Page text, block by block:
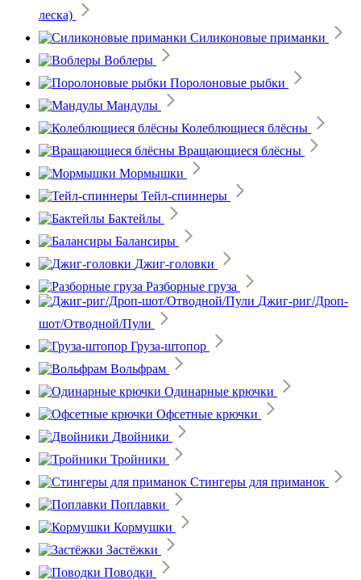
леска)
Силиконовые приманки
Воблеры
Поролоновые рыбки
Мандулы
Колеблющиеся блёсны
Вращающиеся блёсны
Мормышки
Тейл-спиннеры
Бактейлы
Балансиры
Джиг-головки
Разборные груза
Джиг-риг/Дроп-
шот/Отводной/Пули
Груза-штопор
Вольфрам
Одинарные крючки
Офсетные крючки
Двойники
Тройники
Стингеры для приманок
Поплавки
Кормушки
Застёжки
Поводки